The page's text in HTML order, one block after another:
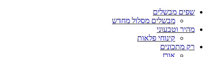
שפים מבשלים
מבשלים מסלול מחדש
מהיר וטבעוני
קינוחי פלאות
רק מתכונים
אורז